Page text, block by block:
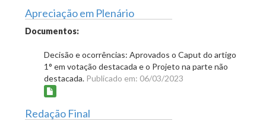
Apreciação em Plenário
Documentos:
Decisão e ocorrências: Aprovados o Caput do artigo
1° em votação destacada e o Projeto na parte não
destacada. Publicado em: 06/03/2023
Redação Final